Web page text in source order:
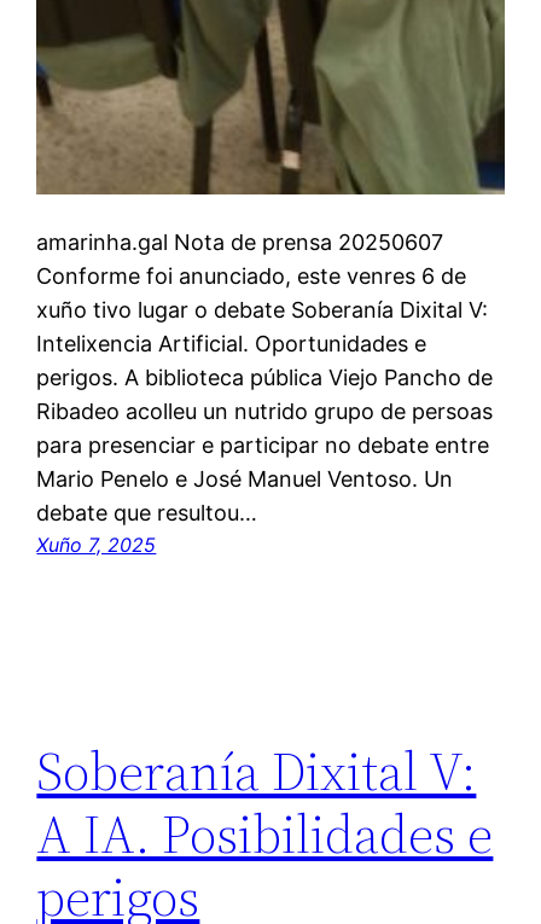
amarinha.gal Nota de prensa 20250607
Conforme foi anunciado, este venres 6 de
xuño tivo lugar o debate Soberanía Dixital V:
Intelixencia Artificial. Oportunidades e
perigos. A biblioteca pública Viejo Pancho de
Ribadeo acolleu un nutrido grupo de persoas
para presenciar e participar no debate entre
Mario Penelo e José Manuel Ventoso. Un
debate que resultou…
Xuño 7, 2025
Soberanía Dixital V:
A IA. Posibilidades e
perigos